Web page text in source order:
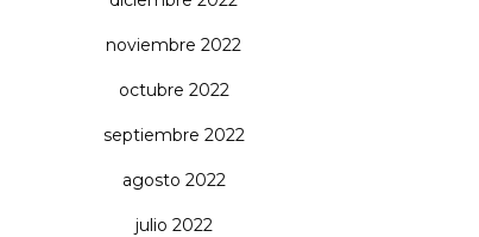
noviembre 2022
octubre 2022
septiembre 2022
agosto 2022
julio 2022